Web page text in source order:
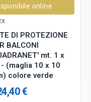
online
DI PROTEZIONE
BALCONI
mt. 1 x
(maglia 10 x 10
colore verde
€